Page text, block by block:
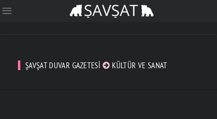
ŞAVŞAT DUVAR GAZETESI KÜLTÜR VE SANAT